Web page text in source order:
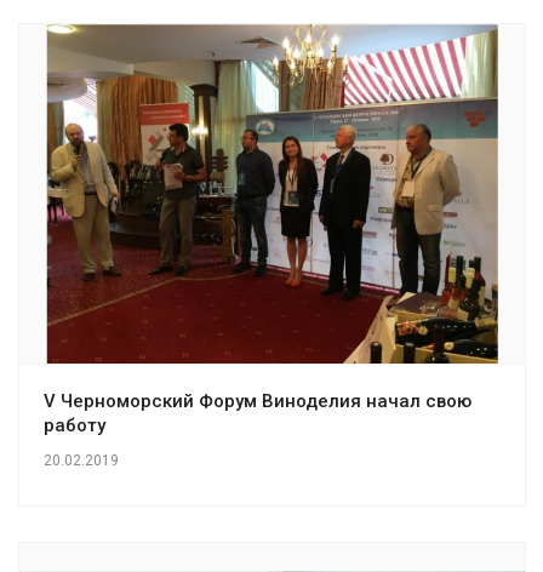
V Черноморский Форум Виноделия начал свою
работу
20.02.2019